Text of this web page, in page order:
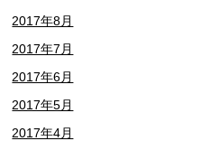
2017年8月
2017年7月
2017年6月
2017年5月
2017年4月